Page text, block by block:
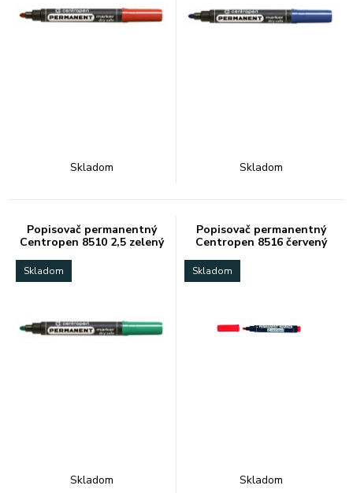
Skladom Skladom
Popisovač permanentný
Centropen 8510 2,5 zelený
Skladom
Skladom
Popisovač permanentný
Centropen 8516 červený
Skladom
Skladom